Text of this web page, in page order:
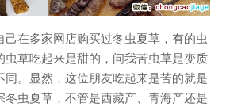
己在多家网店购买过冬虫夏草，有的虫
虫草吃起来是甜的，问我苦虫草是变质
同。显然，这位朋友吃起来是苦的就是
冬虫夏草，不管是西藏产、青海产还是